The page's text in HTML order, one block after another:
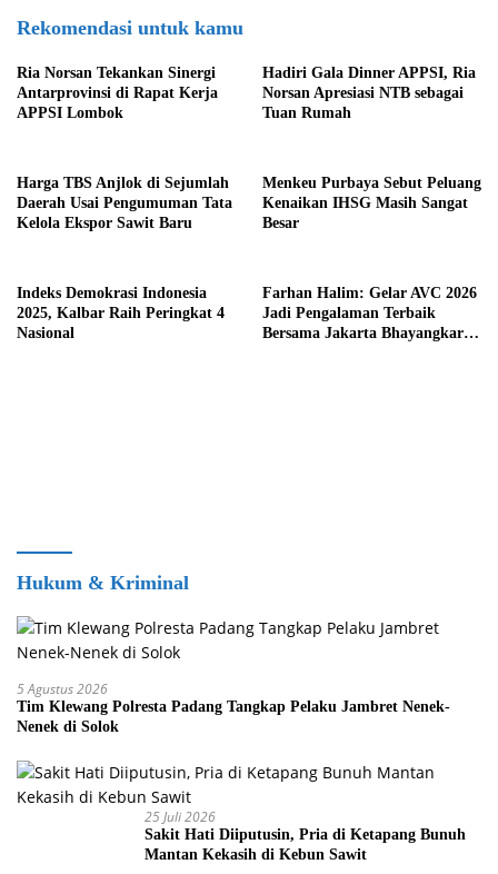
Rekomendasi untuk kamu
Ria Norsan Tekankan Sinergi
Antarprovinsi di Rapat Kerja
APPSI Lombok
Hadiri Gala Dinner APPSI, Ria
Norsan Apresiasi NTB sebagai
Tuan Rumah
Harga TBS Anjlok di Sejumlah
Daerah Usai Pengumuman Tata
Kelola Ekspor Sawit Baru
Menkeu Purbaya Sebut Peluang
Kenaikan IHSG Masih Sangat
Besar
Indeks Demokrasi Indonesia
2025, Kalbar Raih Peringkat 4
Nasional
Farhan Halim: Gelar AVC 2026
Jadi Pengalaman Terbaik
Bersama Jakarta Bhayangkara
Hukum & Kriminal
5 Agustus 2026
Tim Klewang Polresta Padang Tangkap Pelaku Jambret Nenek-
Nenek di Solok
25 Juli 2026
Sakit Hati Diiputusin, Pria di Ketapang Bunuh
Mantan Kekasih di Kebun Sawit